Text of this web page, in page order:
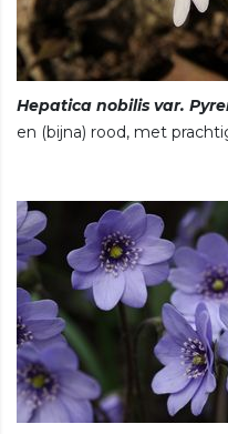
Hepatica nobilis var.
en (bijna) rood, met